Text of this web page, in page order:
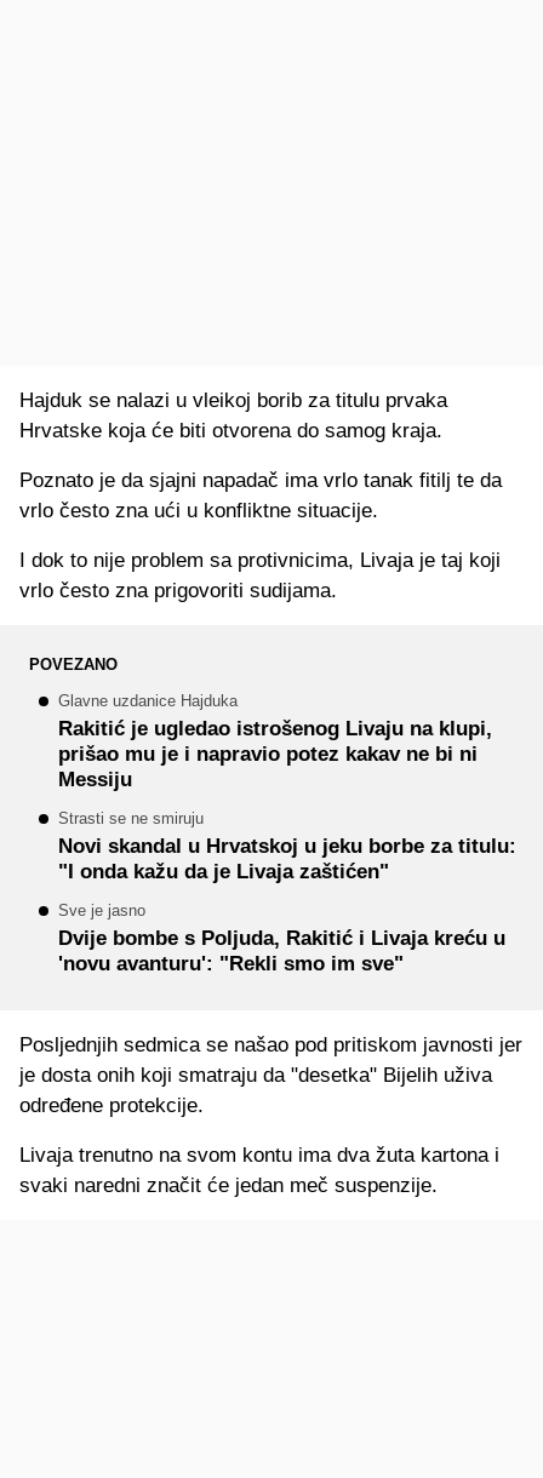
Hajduk se nalazi u vleikoj borib za titulu prvaka
Hrvatske koja će biti otvorena do samog kraja.
Poznato je da sjajni napadač ima vrlo tanak fitilj te da
vrlo često zna ući u konfliktne situacije.
I dok to nije problem sa protivnicima, Livaja je taj koji
vrlo često zna prigovoriti sudijama.
POVEZANO
Glavne uzdanice Hajduka
Rakitić je ugledao istrošenog Livaju na klupi,
prišao mu je i napravio potez kakav ne bi ni
Messiju
Strasti se ne smiruju
Novi skandal u Hrvatskoj u jeku borbe za titulu:
"I onda kažu da je Livaja zaštićen"
Sve je jasno
Dvije bombe s Poljuda, Rakitić i Livaja kreću u
'novu avanturu': "Rekli smo im sve"
Posljednjih sedmica se našao pod pritiskom javnosti jer
je dosta onih koji smatraju da "desetka" Bijelih uživa
određene protekcije.
Livaja trenutno na svom kontu ima dva žuta kartona i
svaki naredni značit će jedan meč suspenzije.